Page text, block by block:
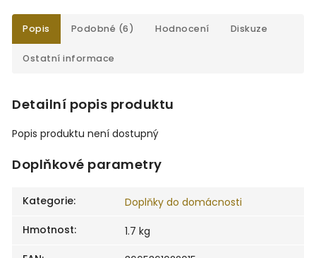
Popis Podobné (6) Hodnocení Diskuze
Ostatní informace
Detailní popis produktu
Popis produktu není dostupný
Doplňkové parametry
Kategorie:
Doplňky do domácnosti
Hmotnost:
1.7 kg